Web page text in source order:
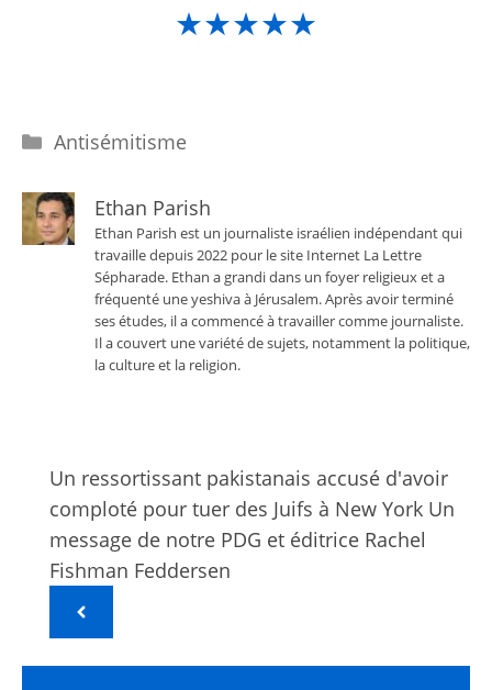
★★★★★
Catégories
Antisémitisme
Ethan Parish
Ethan Parish est un journaliste israélien indépendant qui
travaille depuis 2022 pour le site Internet La Lettre
Sépharade. Ethan a grandi dans un foyer religieux et a
fréquenté une yeshiva à Jérusalem. Après avoir terminé
ses études, il a commencé à travailler comme journaliste.
Il a couvert une variété de sujets, notamment la politique,
la culture et la religion.
Un ressortissant pakistanais accusé d'avoir
comploté pour tuer des Juifs à New York Un
message de notre PDG et éditrice Rachel
Fishman Feddersen